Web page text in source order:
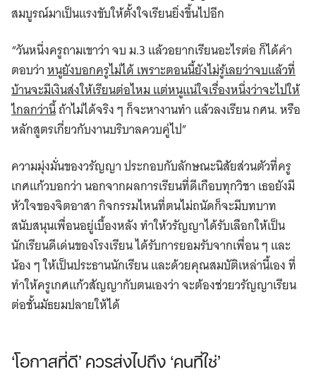
สมบูรณ์มาเป็นแรงขับให้ตั้งใจเรียนยิ่งขึ้นไปอีก
“วันหนึ่งครูถามเขาว่า จบ ม.3 แล้วอยากเรียนอะไรต่อ ก็ได้คำ
ตอบว่าหนูยังบอกครูไม่ได้ เพราะตอนนี้ยังไม่รู้เลยว่าจบแล้วที่
บ้านจะมีเงินส่งให้เรียนต่อไหม แต่หนูแน่ใจเรื่องหนึ่งว่าจะไปให้
ไกลกว่านี้ถ้าไม่ได้จริง ๆ ก็จะหางานทำ แล้วลงเรียน กศน. หรือ
หลักสูตรเกี่ยวกับงานบริบาลควบคู่ไป”
ความมุ่งมั่นของวรัญญา ประกอบกับลักษณะนิสัยส่วนตัวที่ครู
เกศแก้วบอกว่า นอกจากผลการเรียนที่ดีเกือบทุกวิชา เธอยังมี
หัวใจของจิตอาสา กิจกรรมไหนที่ตนไม่ถนัดก็จะมีบทบาท
สนับสนุนเพื่อนอยู่เบื้องหลัง ทำให้วรัญญาได้รับเลือกให้เป็น
นักเรียนดีเด่นของโรงเรียน ได้รับการยอมรับจากเพื่อน ๆ และ
น้อง ๆ ให้เป็นประธานนักเรียน และด้วยคุณสมบัติเหล่านี้เอง ที่
ทำให้ครูเกศแก้วสัญญากับตนเองว่า จะต้องช่วยวรัญญาเรียน
ต่อชั้นมัธยมปลายให้ได้
‘โอกาสที่ดี’ ควรส่งไปถึง ‘คนที่ใช่’